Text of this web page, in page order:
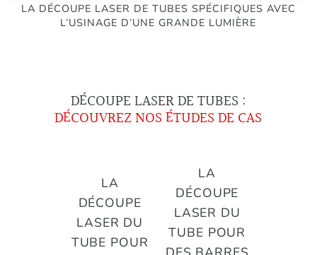
LA DÉCOUPE LASER DE TUBES SPÉCIFIQUES AVEC
L’USINAGE D’UNE GRANDE LUMIÈRE
DÉCOUPE LASER DE TUBES :
DÉCOUVREZ NOS ÉTUDES DE CAS
LA
DÉCOUPE
LASER DU
TUBE POUR
LA
DÉCOUPE
LASER DU
TUBE POUR